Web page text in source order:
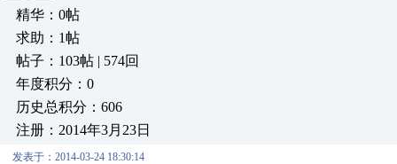
精华：0帖
求助：1帖
帖子：103帖 | 574回
年度积分：0
历史总积分：606
注册：2014年3月23日
发表于：2014-03-24 18:30:14